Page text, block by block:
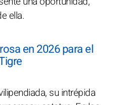
ella.
en 2026 para el
su intrépida